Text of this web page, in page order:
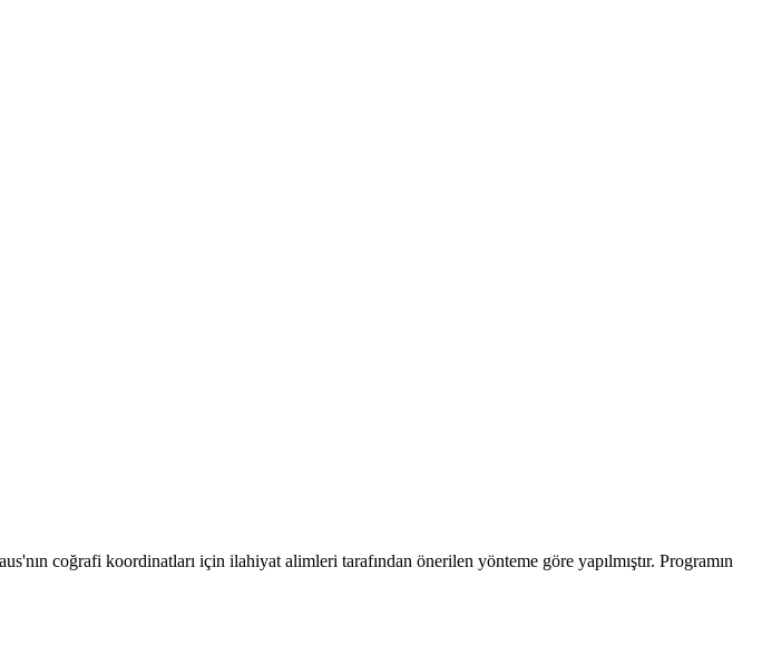
coğrafi koordinatları için ilahiyat alimleri tarafından önerilen yönteme göre yapılmıştır. Programın